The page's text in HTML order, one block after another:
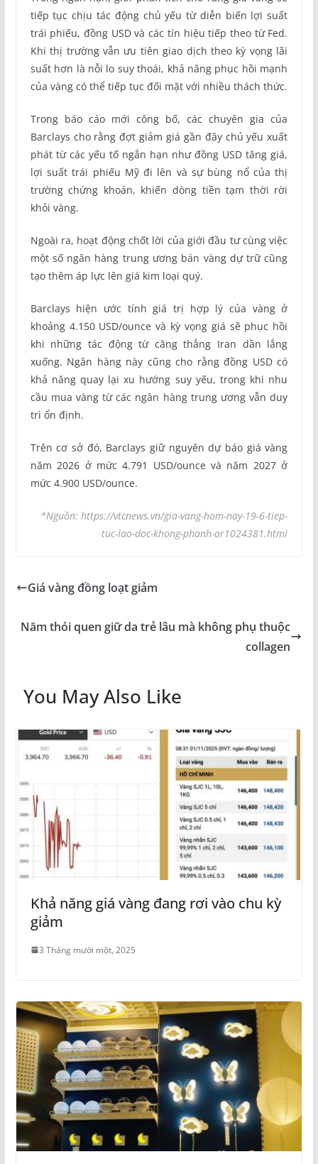
tiếp tục chịu tác động chủ yếu từ diễn biến lợi suất
trái phiếu, đồng USD và các tín hiệu tiếp theo từ Fed.
Khi thị trường vẫn ưu tiên giao dịch theo kỳ vọng lãi
suất hơn là nỗi lo suy thoái, khả năng phục hồi mạnh
của vàng có thể tiếp tục đối mặt với nhiều thách thức.
Trong báo cáo mới công bố, các chuyên gia của
Barclays cho rằng đợt giảm giá gần đây chủ yếu xuất
phát từ các yếu tố ngắn hạn như đồng USD tăng giá,
lợi suất trái phiếu Mỹ đi lên và sự bùng nổ của thị
trường chứng khoán, khiến dòng tiền tạm thời rời
khỏi vàng.
Ngoài ra, hoạt động chốt lời của giới đầu tư cùng việc
một số ngân hàng trung ương bán vàng dự trữ cũng
tạo thêm áp lực lên giá kim loại quý.
Barclays hiện ước tính giá trị hợp lý của vàng ở
khoảng 4.150 USD/ounce và kỳ vọng giá sẽ phục hồi
khi những tác động từ căng thẳng Iran dần lắng
xuống. Ngân hàng này cũng cho rằng đồng USD có
khả năng quay lại xu hướng suy yếu, trong khi nhu
cầu mua vàng từ các ngân hàng trung ương vẫn duy
trì ổn định.
Trên cơ sở đó, Barclays giữ nguyên dự báo giá vàng
năm 2026 ở mức 4.791 USD/ounce và năm 2027 ở
mức 4.900 USD/ounce.
*Nguồn: https://vtcnews.vn/gia-vang-hom-nay-19-6-tiep-
tuc-lao-doc-khong-phanh-ar1024381.html
Giá vàng đồng loạt giảm
Năm thói quen giữ da trẻ lâu mà không phụ thuộc
collagen
You May Also Like
Khả năng giá vàng đang rơi vào chu kỳ
giảm
3 Tháng mười một, 2025